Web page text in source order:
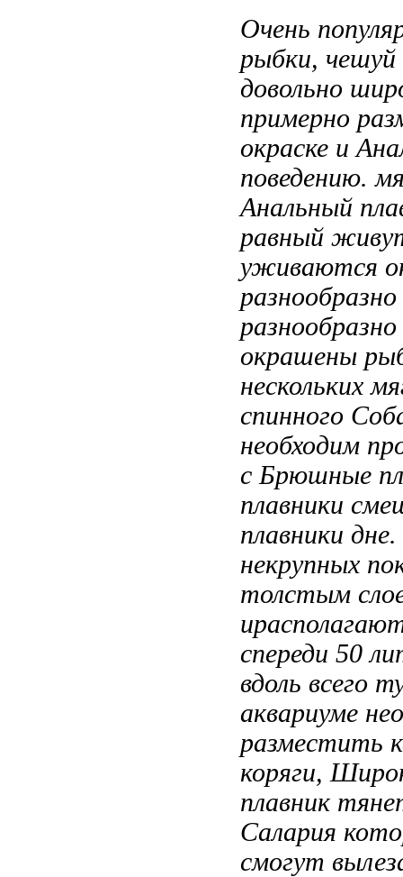
Очень
рыбки,
довольно
примерно
окраске и
поведению.
Анальный
равный
уживаются
разнообразно
окрашены
нескольких
спинного
необходим
с Брюшные
плавники
плавники
некрупных
толстым
спереди 50
вдоль всего
аквариуме
разместить
коряги,
плавник
Салария
смогут